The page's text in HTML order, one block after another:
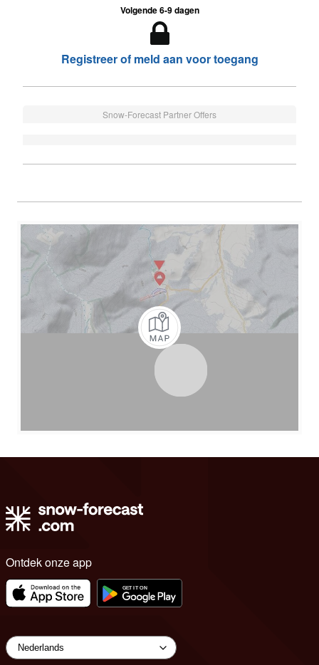
Volgende 6-9 dagen
Registreer of meld aan voor toegang
Snow-Forecast Partner Offers
Ontdek onze app